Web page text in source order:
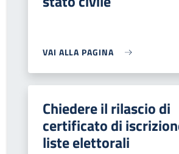
VAI ALLA PAGINA
Chiedere il rilascio di
certificato di
liste elettorali